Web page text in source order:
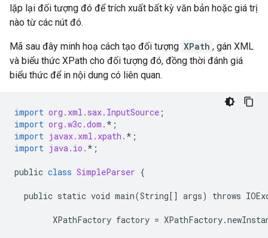
lặp lại đối tượng đó để trích xuất bất kỳ văn bản hoặc giá trị
nào từ các nút đó.
Mã sau đây minh hoạ cách tạo đối tượng XPath , gán XML
và biểu thức XPath cho đối tượng đó, đồng thời đánh giá
biểu thức để in nội dung có liên quan.
import org.xml.sax.InputSource ;
import org.w3c.dom. * ;
import javax.xml.xpath. * ;
import java.io. * ;
public class SimpleParser {
public static void main(String[] args) throws
XPathFactory factory = XPathFactory.